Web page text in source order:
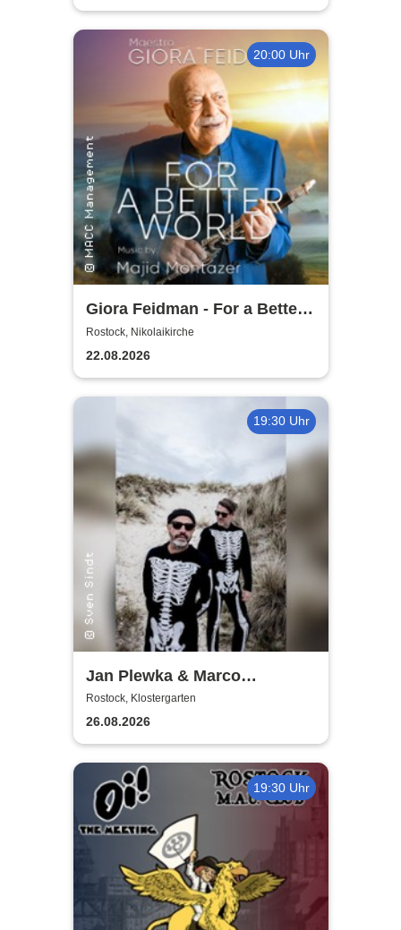
20:00 Uhr
Giora Feidman - For a Better
World
Rostock, Nikolaikirche
22.08.2026
19:30 Uhr
Jan Plewka & Marco
Schmedtje - Between the
Lights
Rostock, Klostergarten
26.08.2026
19:30 Uhr